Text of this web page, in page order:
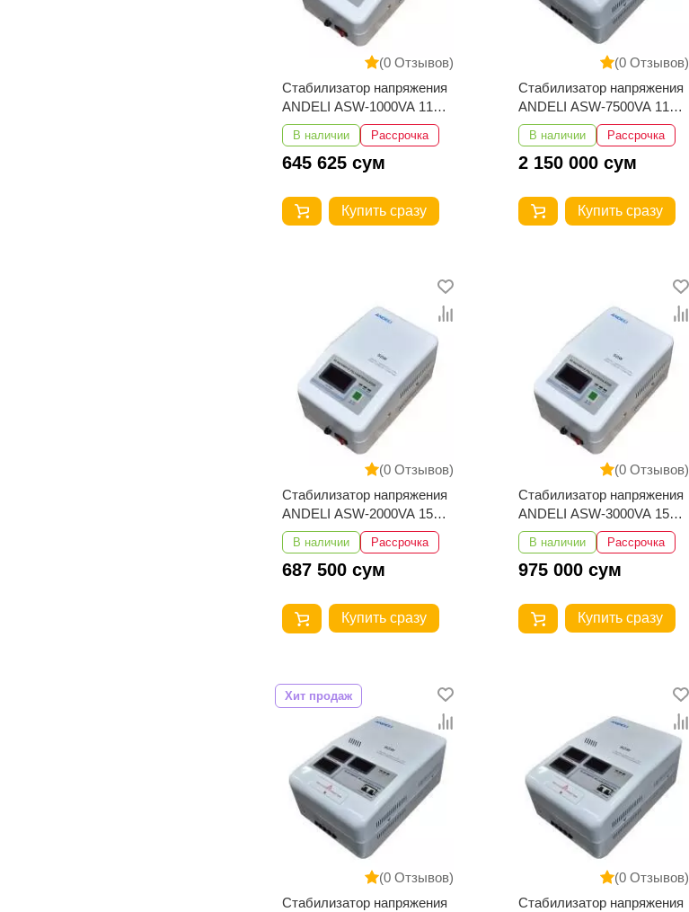
(0 Отзывов)
Стабилизатор напряжения
ANDELI ASW-1000VA 110-
250V настенный
В наличии Рассрочка
645 625 сум
Купить сразу
(0 Отзывов)
Стабилизатор напряжения
ANDELI ASW-7500VA 110-
250V настенный
В наличии Рассрочка
2 150 000 сум
Купить сразу
(0 Отзывов)
Стабилизатор напряжения
ANDELI ASW-2000VA 150-
250V настенный
В наличии Рассрочка
687 500 сум
Купить сразу
(0 Отзывов)
Стабилизатор напряжения
ANDELI ASW-3000VA 150-
250V настенный
В наличии Рассрочка
975 000 сум
Купить сразу
(0 Отзывов)
Хит продаж
Стабилизатор напряжения
(0 Отзывов)
Стабилизатор напряжения